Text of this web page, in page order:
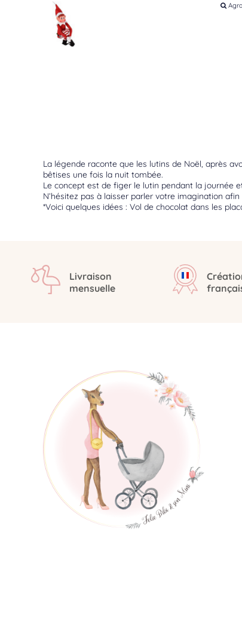
La légende raconte que les lutins de Noël, après
bêtises une fois la nuit tombée.
Le concept est de figer le lutin pendant la journée
N’hésitez pas à laisser parler votre imagination
*Voici quelques idées : Vol de chocolat dans les
Livraison
mensuelle